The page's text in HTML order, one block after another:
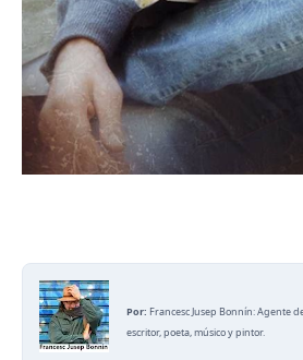
Por: Francesc Jusep Bonnín: Agente
escritor, poeta, músico y pintor.